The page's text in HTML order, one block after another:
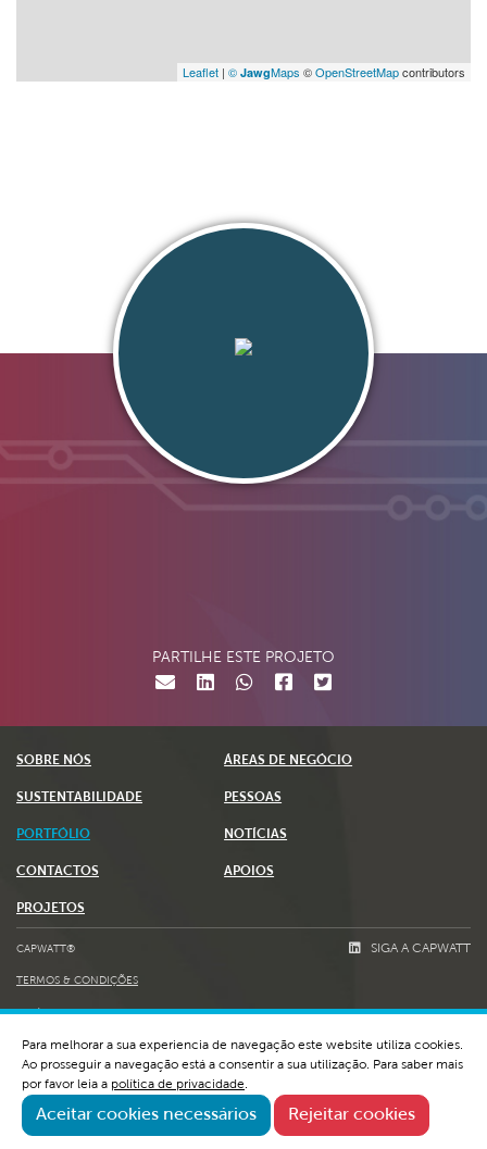
Leaflet | © JawgMaps ©OpenStreetMapcontributors
PARTILHE ESTE PROJETO
SOBRE NÓS ÁREAS DE NEGÓCIO
SUSTENTABILIDADE PESSOAS
PORTFÓLIO NOTÍCIAS
CONTACTOS APOIOS
PROJETOS
CAPWATT® SIGA A CAPWATT
TERMOS & CONDIÇÕES
POLÍTICA DE PRIVACIDADE E COOKIES
LIVRO DE RECLAMAÇÕES
WHISTLEBLOWING E RGPC
Para melhorar a sua experiencia de navegação este website utiliza cookies.
Ao prosseguir a navegação está a consentir a sua utilização. Para saber mais
por favor leia a política de privacidade.
Aceitar cookies necessários Rejeitar cookies